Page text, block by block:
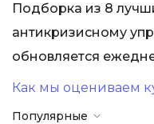
Подборка из 8
антикризисному
обновляется
Как мы оцениваем
Популярные
Маркетинг
Дизайн